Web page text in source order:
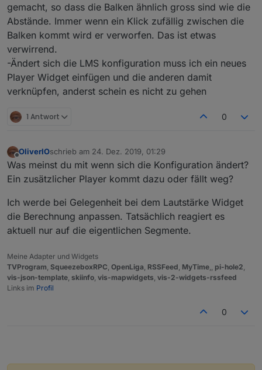
gemacht, so dass die Balken ähnlich gross sind wie die
Abstände. Immer wenn ein Klick zufällig zwischen die
Balken kommt wird er verworfen. Das ist etwas
verwirrend.
-Ändert sich die LMS konfiguration muss ich ein neues
Player Widget einfügen und die anderen damit
verknüpfen, anderst schein es nicht zu gehen
1 Antwort 0
OliverIOschrieb am 24. Dez. 2019, 01:29
zuletzt editiert von
Was meinst du mit wenn sich die Konfiguration ändert?
Ein zusätzlicher Player kommt dazu oder fällt weg?
Ich werde bei Gelegenheit bei dem Lautstärke Widget
die Berechnung anpassen. Tatsächlich reagiert es
aktuell nur auf die eigentlichen Segmente.
Meine Adapter und Widgets
TVProgram SqueezeboxRPC OpenLiga RSSFeed MyTime pi-hole2
vis-json-template skiinfo vis-mapwidgets vis-2-widgets-rssfeed
Links im Profil
0